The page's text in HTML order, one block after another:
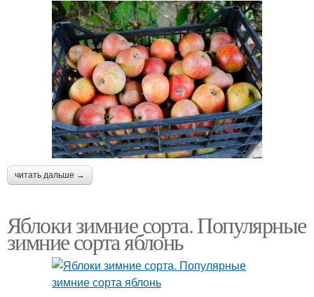
читать дальше →
Яблоки зимние сорта. Популярные
зимние сорта яблонь